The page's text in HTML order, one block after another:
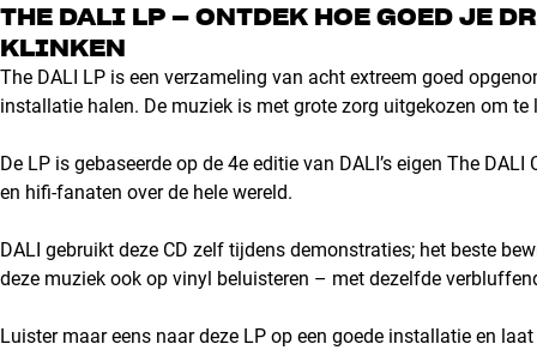
THE DALI LP – ONTDEK HOE GOED JE
KLINKEN
The DALI LP is een verzameling van acht extreem goed
installatie halen. De muziek is met grote zorg uitgekozen om
De LP is gebaseerde op de 4e editie van DALI’s eigen The
en hifi-fanaten over de hele wereld.
DALI gebruikt deze CD zelf tijdens demonstraties; het beste
deze muziek ook op vinyl beluisteren – met dezelfde
Luister maar eens naar deze LP op een goede installatie en